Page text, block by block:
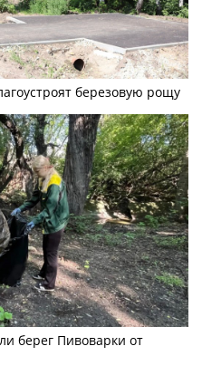
березовую рощу
берег Пивоварки от